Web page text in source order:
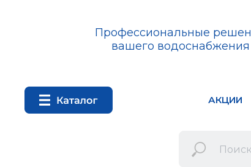
Профессиональные
вашего водоснабжения
АКЦИИ